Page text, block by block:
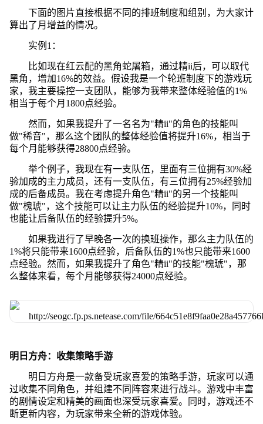
下面的图片直接根据不同的排班制度和组别，为大家计
算出了月增益的情况。
实例1：
比如现在红云配的黑角蛇屠箱，通过精ii后，可以取代
黑角，增加16%的效益。假设我是一个轮班制度下的游戏玩
家，我主要操控一支团队，能够为我带来整体经验值的1%
相当于每个月1800点经验。
然而，如果我提升了一名名为"精ii"的角色的技能叫
做"稀音"，那么这个团队的整体经验值将提升16%，相当于
每个月能够获得28800点经验。
举个例子，我现在有一支队伍，里面有三位拥有30%经
验加成的主力成员，还有一支队伍，有三位拥有25%经验加
成的后备成员。我在考虑提升角色"精ii"的另一个技能叫
做"槐琥"，这个技能可以让主力队伍的经验提升10%，同时
也能让后备队伍的经验提升5%。
如果我进行了早晚各一次的换班操作，那么主力队伍的
1%将只能带来1600点经验，后备队伍的1%也只能带来1600
点经验。然而，如果我提升了角色"精ii"的技能"槐琥"，那
么整体来看，每个月能够获得24000点经验。
明日方舟：收集策略手游
明日方舟是一款备受玩家喜爱的策略手游，玩家可以通
过收集不同角色，并组建不同阵容来进行战斗。游戏中丰富
的剧情设定和精美的画面也深受玩家喜爱。同时，游戏还不
断更新内容，为玩家带来全新的游戏体验。